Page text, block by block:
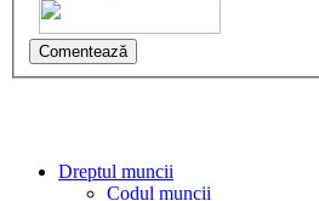
Comentează
Dreptul muncii
Codul muncii